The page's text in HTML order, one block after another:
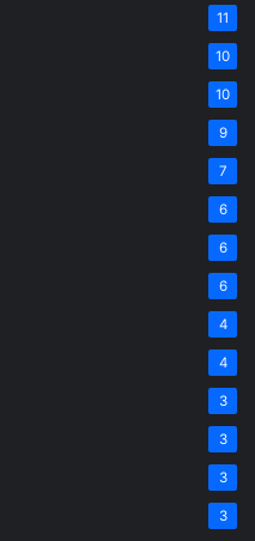
11
10
10
9
7
6
6
6
4
4
3
3
3
3